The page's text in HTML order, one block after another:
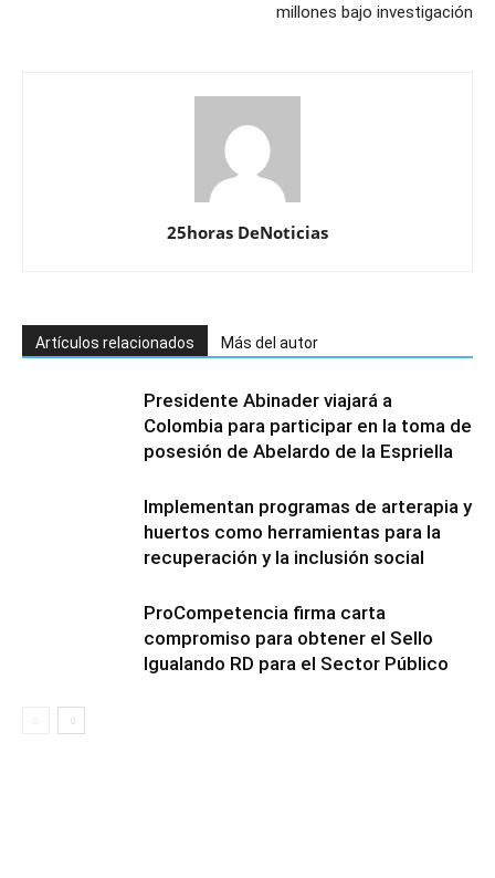
millones bajo investigación
25horas DeNoticias
Artículos relacionados Más del autor
Presidente Abinader viajará a
Colombia para participar en la toma de
posesión de Abelardo de la Espriella
Implementan programas de arterapia y
huertos como herramientas para la
recuperación y la inclusión social
ProCompetencia firma carta
compromiso para obtener el Sello
Igualando RD para el Sector Público